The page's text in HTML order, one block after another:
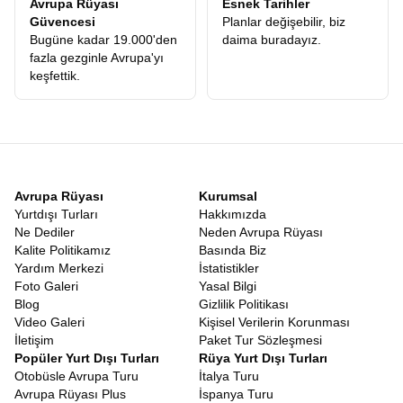
gördüğünüzde, bir güne ne kadar çok anı sığdırabildiğinize
şaşıracaksınız.
En Uygun İskandinavya Turları
Seyahat planlarken uygun fiyat kavramı bazen yanıltıcı olabilir. En
fiyat ile sunulan hizmetin kalitesinin dengelendiği turlardır. Avrupa
olmamızın sebebi hizmetten kısmamız değil, operasyonel
gücümüz ve katılımcılarımıza sunduğumuz her şey dahil ekstra
turlar avantajıdır. Başka bir firmayla gittiğinizde, turun üzerine
ekleyeceğiniz ekstra tur maliyetleri, Avrupa Rüyasında fiyata
dahildir. Bu matematik yapıldığında, aslında en lüks hizmeti en
ulaşılabilir rakamlara aldığınızı göreceksiniz.
Fiyatları
karşılaştırması yaparken, mutlaka fiyata dahil olan
hizmetleri kalem kalem incelemelisiniz.
İskandinavya En İyi Turlar
Gezgin yorumları, sosyal medya geri dönüşleri ve tekrar eden
müşteri oranı. Tüm bu veriler gösteriyor kiİskandinavya En İyi
Turlarlistesinde Avrupa Rüyası her zaman zirveye oynamaktadır.
Avrupa Rüyası
Güvencesi
Bugüne kadar 19.000'den
fazla gezginle Avrupa'yı
keşfettik.
Esnek Tarihler
Planlar değişebilir, biz
daima buradayız.
Avrupa Rüyası
Yurtdışı Turları
Ne Dediler
Kalite Politikamız
Yardım Merkezi
Foto Galeri
Blog
Video Galeri
İletişim
Kurumsal
Hakkımızda
Neden Avrupa Rüyası
Basında Biz
İstatistikler
Yasal Bilgi
Gizlilik Politikası
Kişisel Verilerin Korunması
Paket Tur Sözleşmesi
Popüler Yurt Dışı Turları
Otobüsle Avrupa Turu
Avrupa Rüyası Plus
Rüya Yurt Dışı Turları
İtalya Turu
İspanya Turu